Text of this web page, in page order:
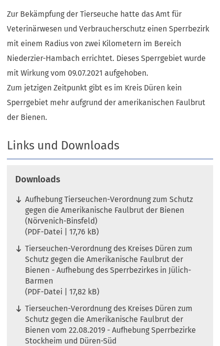
Zur Bekämpfung der Tierseuche hatte das Amt für
Veterinärwesen und Verbraucherschutz einen Sperrbezirk
mit einem Radius von zwei Kilometern im Bereich
Niederzier-Hambach errichtet. Dieses Sperrgebiet wurde
mit Wirkung vom 09.07.2021 aufgehoben.
Zum jetzigen Zeitpunkt gibt es im Kreis Düren kein
Sperrgebiet mehr aufgrund der amerikanischen Faulbrut
der Bienen.
Links und Downloads
Downloads
Aufhebung Tierseuchen-Verordnung zum Schutz
gegen die Amerikanische Faulbrut der Bienen
(Nörvenich-Binsfeld)
PDF-Datei
17,76 kB
Tierseuchen-Verordnung des Kreises Düren zum
Schutz gegen die Amerikanische Faulbrut der
Bienen - Aufhebung des Sperrbezirkes in Jülich-
Barmen
PDF-Datei
17,82 kB
Tierseuchen-Verordnung des Kreises Düren zum
Schutz gegen die Amerikanische Faulbrut der
Bienen vom 22.08.2019 - Aufhebung Sperrbezirke
Stockheim und Düren-Süd